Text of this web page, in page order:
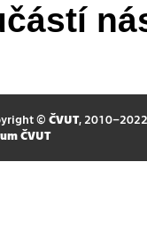
© ČVUT, 2010–2022
ČVUT